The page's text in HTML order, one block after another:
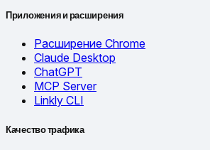
Приложения и расширения
Расширение Chrome
Claude Desktop
ChatGPT
MCP Server
Linkly CLI
Качество трафика